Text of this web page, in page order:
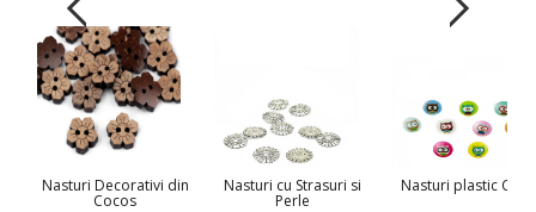
Nasturi Decorativi din
Cocos
Nasturi cu Strasuri si
Perle
Nasturi plastic Copii